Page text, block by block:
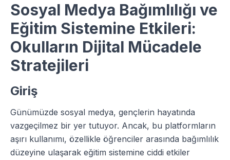
Sosyal Medya Bağımlılığı ve
Eğitim Sistemine Etkileri:
Okulların Dijital Mücadele
Stratejileri
Giriş
Günümüzde sosyal medya, gençlerin hayatında
vazgeçilmez bir yer tutuyor. Ancak, bu platformların
aşırı kullanımı, özellikle öğrenciler arasında bağımlılık
düzeyine ulaşarak eğitim sistemine ciddi etkiler